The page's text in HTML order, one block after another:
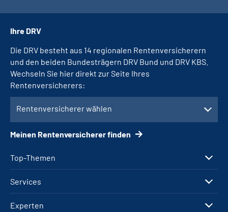
Top-Themen
Services
Experten
Ihre DRV
Die DRV besteht aus 14 regionalen Rentenversicherern
und den beiden Bundesträgern DRV Bund und DRV KBS.
Wechseln Sie hier direkt zur Seite Ihres
Rentenversicherers:
Rentenversicherer wählen
Meinen Rentenversicherer finden